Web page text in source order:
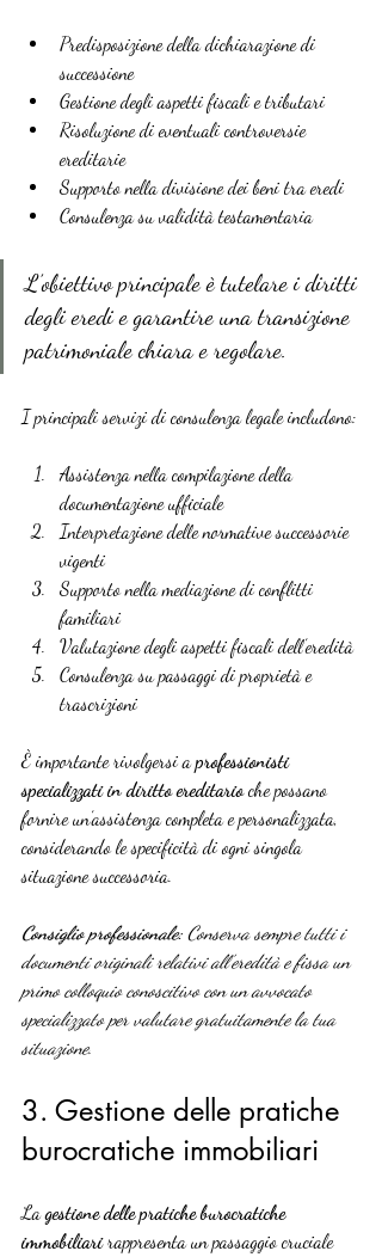
Predisposizione della dichiarazione di
successione
Gestione degli aspetti fiscali e tributari
Risoluzione di eventuali controversie
ereditarie
Supporto nella divisione dei beni tra eredi
Consulenza su validità testamentaria
L’obiettivo principale è tutelare i diritti
degli eredi e garantire una transizione
patrimoniale chiara e regolare.
I principali servizi di consulenza legale includono:
Assistenza nella compilazione della
documentazione ufficiale
Interpretazione delle normative successorie
vigenti
Supporto nella mediazione di conflitti
familiari
Valutazione degli aspetti fiscali dell’eredità
Consulenza su passaggi di proprietà e
trascrizioni
È importante rivolgersi a professionisti
specializzati in diritto ereditario che possano
fornire un’assistenza completa e personalizzata,
considerando le specificità di ogni singola
situazione successoria.
Consiglio professionale: Conserva sempre tutti i
documenti originali relativi all’eredità e fissa un
primo colloquio conoscitivo con un avvocato
specializzato per valutare gratuitamente la tua
situazione.
3. Gestione delle pratiche
burocratiche immobiliari
La gestione delle pratiche burocratiche
immobiliari rappresenta un passaggio cruciale